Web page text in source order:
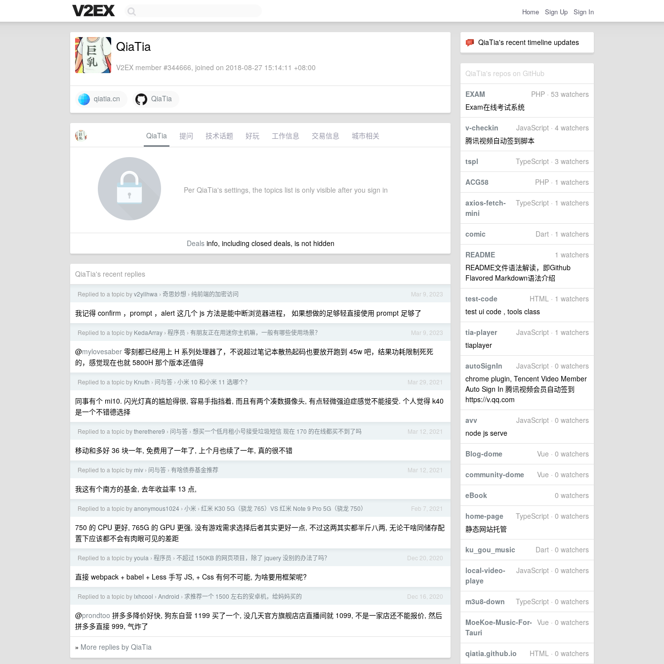
Home Sign Up Sign In
QiaTia's recent timeline updates
QiaTia's repos on GitHub
PHP · 53 watchers
EXAM
Exam在线考试系统
JavaScript · 4 watchers
v-checkin
腾讯视频自动签到脚本
TypeScript · 3 watchers
tspl
PHP · 1 watchers
ACG58
TypeScript · 1 watchers
axios-fetch-
mini
Dart · 1 watchers
comic
1 watchers
README
README文件语法解读，即Github
Flavored Markdown语法介绍
HTML · 1 watchers
test-code
test ui code , tools class
JavaScript · 1 watchers
tia-player
tiaplayer
JavaScript · 0 watchers
autoSignIn
chrome plugin, Tencent Video Member
Auto Sign In 腾讯视频会员自动签到
https://v.qq.com
JavaScript · 0 watchers
avv
node js serve
Vue · 0 watchers
Blog-dome
Vue · 0 watchers
community-dome
0 watchers
eBook
TypeScript · 0 watchers
home-page
静态网站托管
Dart · 0 watchers
ku_gou_music
JavaScript · 0 watchers
local-video-
playe
TypeScript · 0 watchers
m3u8-down
Vue · 0 watchers
MoeKoe-Music-For-
Tauri
HTML · 0 watchers
qiatia.github.io
QiaTia
V2EX member #344666, joined on 2018-08-27 15:14:11 +08:00
qiatia.cn QiaTia
QiaTia 提问 技术话题 好玩 工作信息 交易信息 城市相关
Per QiaTia's settings, the topics list is only visible after you sign in
Dealsinfo, including closed deals, is not hidden
QiaTia's recent replies
Mar 9, 2023
Replied to a topic byv2yllhwa › 奇思妙想 › 纯前端的加密访问
我记得 confirm ，prompt ，alert 这几个 js 方法是能中断浏览器进程， 如果想做的足够轻直接使用 prompt 足够了
Mar 9, 2023
Replied to a topic by KedaArray › 程序员 › 有朋友正在用迷你主机嘛，一般有哪些使用场景？
@mylovesaber 零刻都已经用上 H 系列处理器了，不说超过笔记本散热起码也要放开跑到 45w 吧，结果功耗限制死死
的，感觉现在也就 5800H 那个版本还值得
Mar 29, 2021
Replied to a topic by Knuth › 问与答 › 小米 10 和小米 11 选哪个？
同事有个 mi10. 闪光灯真的尴尬得很, 容易手指挡着, 而且有两个凑数摄像头, 有点轻微强迫症感觉不能接受. 个人觉得 k40
是一个不错德选择
Mar 12, 2021
Replied to a topic bytherethere9 › 问与答 › 想买一个低月租小号接受垃圾短信 现在 170 的在线都买不到了吗
移动和多好 36 块一年, 免费用了一年了, 上个月也续了一年, 真的很不错
Mar 12, 2021
Replied to a topic by miv › 问与答 › 有啥债券基金推荐
我这有个南方的基金, 去年收益率 13 点,
Feb 7, 2021
Replied to a topic byanonymous1024 › 小米 › 红米 K30 5G（骁龙 765）VS 红米 Note 9 Pro 5G（骁龙 750）
750 的 CPU 更好, 765G 的 GPU 更强, 没有游戏需求选择后者其实更好一点, 不过这两其实都半斤八两, 无论干啥同储存配
置下应该都不会有肉眼可见的差距
Dec 20, 2020
Replied to a topic byyoula › 程序员 › 不超过 150KB 的网页项目，除了 jquery 没别的办法了吗？
直接 webpack + babel + Less 手写 JS, + Css 有何不可能, 为啥要用框架呢?
Dec 16, 2020
Replied to a topic by lxhcool › Android › 求推荐一个 1500 左右的安卓机，给妈妈买的
@prondtoo 拼多多降价好快, 狗东自营 1199 买了一个, 没几天官方旗舰店店直播间就 1099, 不是一家店还不能报价, 然后
拼多多直接 999, 气炸了
» More replies by QiaTia